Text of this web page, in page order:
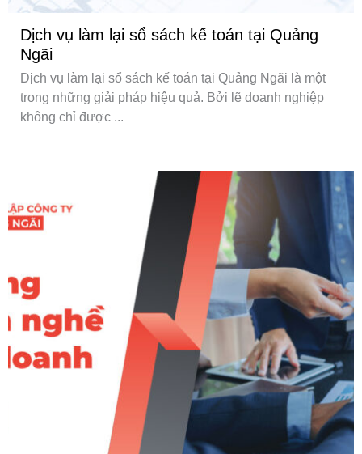
Dịch vụ làm lại sổ sách kế toán tại Quảng
Ngãi
Dịch vụ làm lại sổ sách kế toán tại Quảng Ngãi là một
trong những giải pháp hiệu quả. Bởi lẽ doanh nghiệp
không chỉ được ...